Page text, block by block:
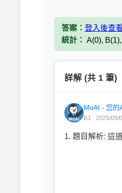
答案： 登入後查
統計： A(0),
詳解 (共 1 筆)
MoAI - 您的
B1 · 2025/09/
1. 題目解析: 這